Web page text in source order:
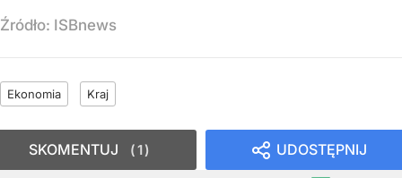
Źródło: ISBnews
Ekonomia Kraj
UDOSTĘPNIJ
SKOMENTUJ 1